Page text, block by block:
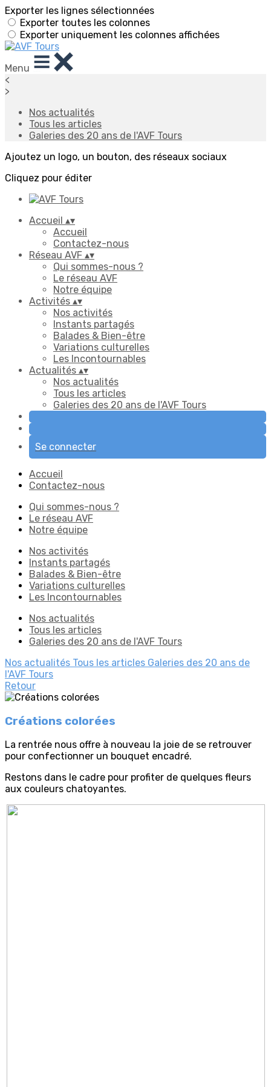
Exporter les lignes sélectionnées
Exporter toutes les colonnes
Exporter uniquement les colonnes affichées
Menu
<
>
Nos actualités
Tous les articles
Galeries des 20 ans de l'AVF Tours
Ajoutez un logo, un bouton, des réseaux sociaux
Cliquez pour éditer
Accueil ▴▾
Accueil
Contactez-nous
Réseau AVF ▴▾
Qui sommes-nous ?
Le réseau AVF
Notre équipe
Activités ▴▾
Nos activités
Instants partagés
Balades & Bien-être
Variations culturelles
Les Incontournables
Actualités ▴▾
Nos actualités
Tous les articles
Galeries des 20 ans de l'AVF Tours
Se connecter
Accueil
Contactez-nous
Qui sommes-nous ?
Le réseau AVF
Notre équipe
Nos activités
Instants partagés
Balades & Bien-être
Variations culturelles
Les Incontournables
Nos actualités
Tous les articles
Galeries des 20 ans de l'AVF Tours
Nos actualités Tous les articles Galeries des 20 ans de
l'AVF Tours
Retour
Créations colorées
La rentrée nous offre à nouveau la joie de se retrouver
pour confectionner un bouquet encadré.
Restons dans le cadre pour profiter de quelques fleurs
aux couleurs chatoyantes.